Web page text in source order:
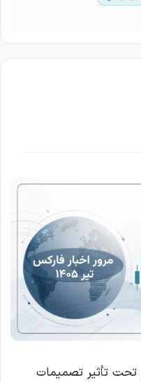
جهانی تحت تأثیر تصمیمات